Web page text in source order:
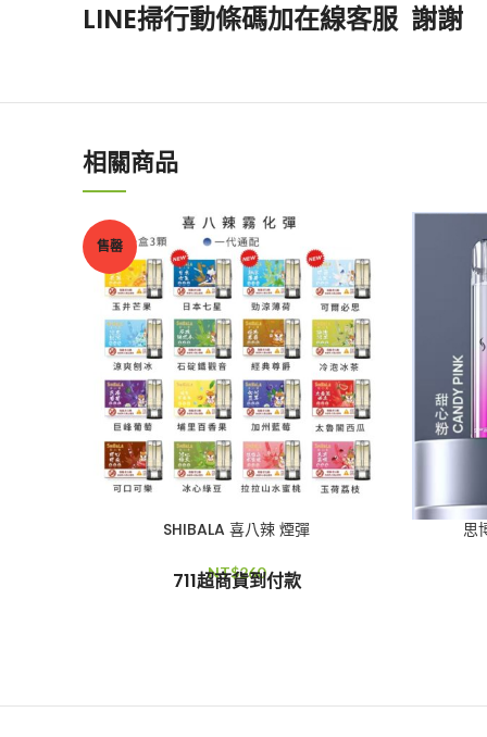
LINE掃行動條碼加在線客服 謝謝
相關商品
售罄
SHIBALA 喜八辣 煙彈
NT$260
711超商貨到付款
思